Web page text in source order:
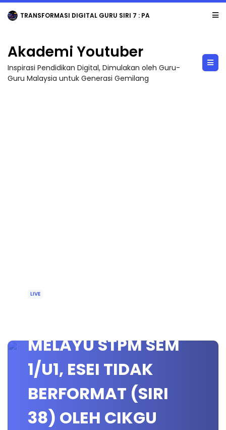
TRANSFORMASI DIGITAL GURU SIRI 7 : PAHLAWAN DIGITAL PENYELAMAT DUNIA
Akademi Youtuber
Inspirasi Pendidikan Digital, Dimulakan oleh Guru-
Guru Malaysia untuk Generasi Gemilang
LIVE
MELAYU STPM SEM
1/U1, ESEI TIDAK
BERFORMAT (SIRI
38) OLEH CIKGU